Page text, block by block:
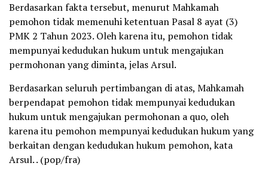
Berdasarkan fakta tersebut, menurut Mahkamah
pemohon tidak memenuhi ketentuan Pasal 8 ayat (3)
PMK 2 Tahun 2023. Oleh karena itu, pemohon tidak
mempunyai kedudukan hukum untuk mengajukan
permohonan yang diminta, jelas Arsul.
Berdasarkan seluruh pertimbangan di atas, Mahkamah
berpendapat pemohon tidak mempunyai kedudukan
hukum untuk mengajukan permohonan a quo, oleh
karena itu pemohon mempunyai kedudukan hukum yang
berkaitan dengan kedudukan hukum pemohon, kata
Arsul. . (pop/fra)